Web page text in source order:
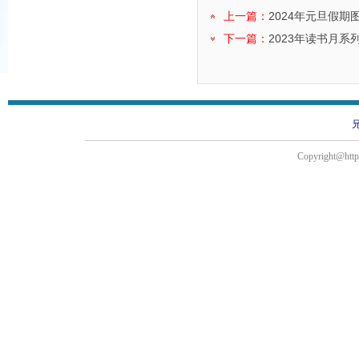
上一篇： 2024年元旦假期
下一篇： 2023年读书月系